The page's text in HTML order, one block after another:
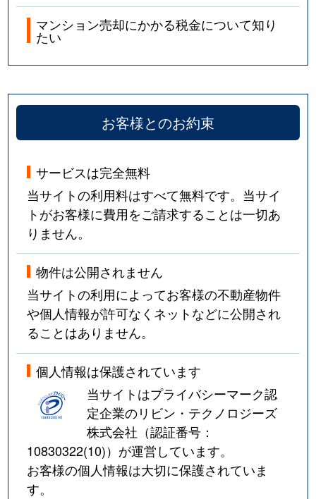
マンション売却にかかる税金について知り
たい
お客様とのお約束
サービスは完全無料
当サイトの利用料はすべて無料です。当サイ
トがお客様に費用をご請求することは一切あ
りません。
物件は公開されません
当サイトの利用によってお客様の不動産物件
や個人情報が許可なくネットなどに公開され
ることはありません。
個人情報は保護されています
当サイトはプライバシーマーク認
定企業のリビン・テクノロジーズ
株式会社（認証番号：
10830322(10)）が運営しています。
お客様の個人情報は大切に保護されていま
す。